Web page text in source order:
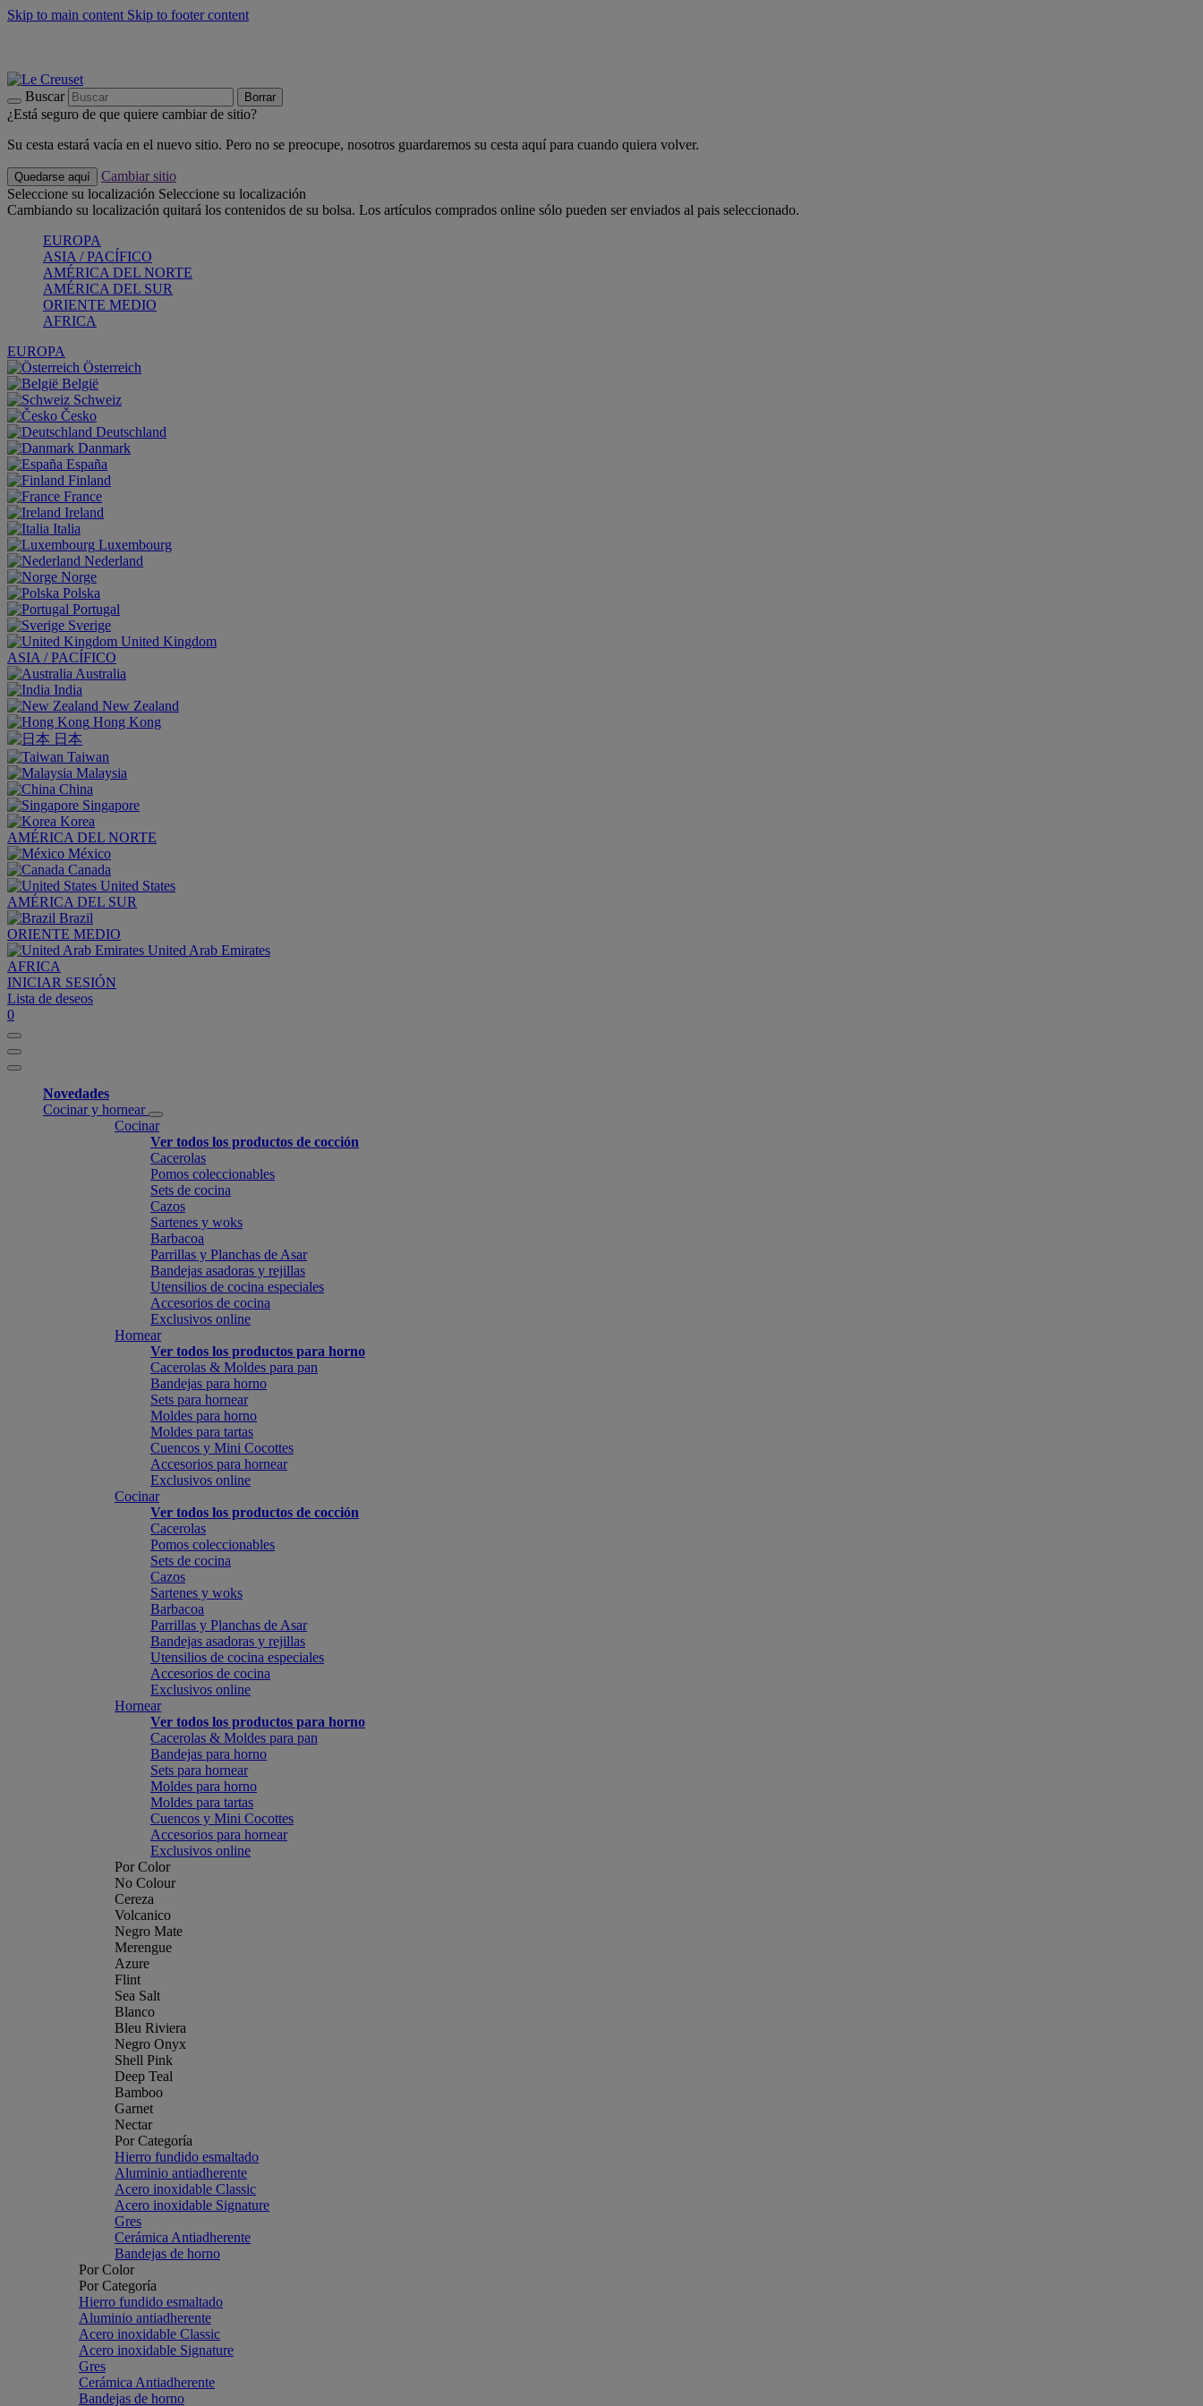
Skip to main content Skip to footer content
Buscar Borrar
¿Está seguro de que quiere cambiar de sitio?
Su cesta estará vacía en el nuevo sitio. Pero no se preocupe, nosotros guardaremos su cesta aquí para cuando quiera volver.
Quedarse aquí
Cambiar sitio
Seleccione su localización Seleccione su localización
Cambiando su localización quitará los contenidos de su bolsa. Los artículos comprados online sólo pueden ser enviados al pais seleccionado.
EUROPA
ASIA / PACÍFICO
AMÉRICA DEL NORTE
AMÉRICA DEL SUR
ORIENTE MEDIO
AFRICA
EUROPA
Österreich
België
Schweiz
Česko
Deutschland
Danmark
España
Finland
France
Ireland
Italia
Luxembourg
Nederland
Norge
Polska
Portugal
Sverige
United Kingdom
ASIA / PACÍFICO
Australia
India
New Zealand
Hong Kong
日本
Taiwan
Malaysia
China
Singapore
Korea
AMÉRICA DEL NORTE
México
Canada
United States
AMÉRICA DEL SUR
Brazil
ORIENTE MEDIO
United Arab Emirates
AFRICA
INICIAR SESIÓN
Lista de deseos
0
Novedades
Cocinar y hornear
Cocinar
Ver todos los productos de cocción
Cacerolas
Pomos coleccionables
Sets de cocina
Cazos
Sartenes y woks
Barbacoa
Parrillas y Planchas de Asar
Bandejas asadoras y rejillas
Utensilios de cocina especiales
Accesorios de cocina
Exclusivos online
Hornear
Ver todos los productos para horno
Cacerolas & Moldes para pan
Bandejas para horno
Sets para hornear
Moldes para horno
Moldes para tartas
Cuencos y Mini Cocottes
Accesorios para hornear
Exclusivos online
Cocinar
Ver todos los productos de cocción
Cacerolas
Pomos coleccionables
Sets de cocina
Cazos
Sartenes y woks
Barbacoa
Parrillas y Planchas de Asar
Bandejas asadoras y rejillas
Utensilios de cocina especiales
Accesorios de cocina
Exclusivos online
Hornear
Ver todos los productos para horno
Cacerolas & Moldes para pan
Bandejas para horno
Sets para hornear
Moldes para horno
Moldes para tartas
Cuencos y Mini Cocottes
Accesorios para hornear
Exclusivos online
Por Color
No Colour
Cereza
Volcanico
Negro Mate
Merengue
Azure
Flint
Sea Salt
Blanco
Bleu Riviera
Negro Onyx
Shell Pink
Deep Teal
Bamboo
Garnet
Nectar
Por Categoría
Hierro fundido esmaltado
Aluminio antiadherente
Acero inoxidable Classic
Acero inoxidable Signature
Gres
Cerámica Antiadherente
Bandejas de horno
Por Color
Por Categoría
Hierro fundido esmaltado
Aluminio antiadherente
Acero inoxidable Classic
Acero inoxidable Signature
Gres
Cerámica Antiadherente
Bandejas de horno